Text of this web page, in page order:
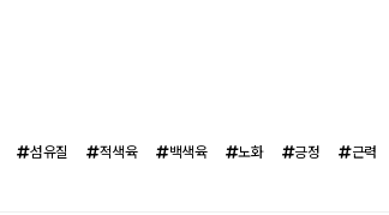
섬유질 적색육 백색육 노화 긍정 근력